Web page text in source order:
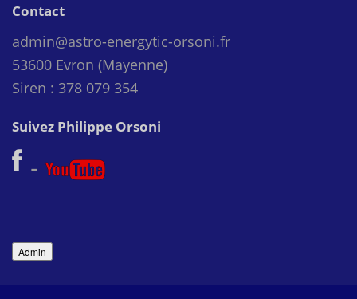
Contact
admin@astro-energytic-orsoni.fr
53600 Evron (Mayenne)
Siren : 378 079 354
Suivez Philippe Orsoni
-